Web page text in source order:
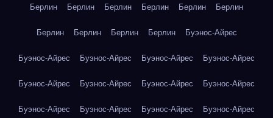
Берлин Берлин Берлин Берлин Берлин Берлин
Берлин Берлин Берлин Берлин Буэнос-Айрес
Буэнос-Айрес Буэнос-Айрес Буэнос-Айрес Буэнос-Айрес
Буэнос-Айрес Буэнос-Айрес Буэнос-Айрес Буэнос-Айрес
Буэнос-Айрес Буэнос-Айрес Буэнос-Айрес Буэнос-Айрес